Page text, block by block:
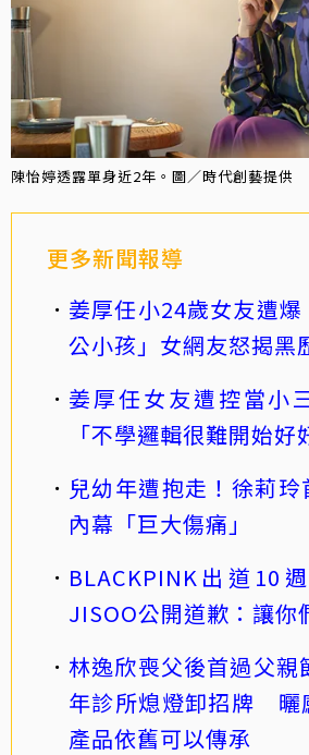
陳怡婷透露單身近2年。圖／時代創藝提供
更多新聞報導
姜厚任小24歲女友遭
公小孩」女網友怒揭黑
姜厚任女友遭控當小
「不學邏輯很難開始好
兒幼年遭抱走！徐莉
內幕「巨大傷痛」
BLACKPINK出道10
JISOO公開道歉：讓你
林逸欣喪父後首過父親
年診所熄燈卸招牌 曬
產品依舊可以傳承